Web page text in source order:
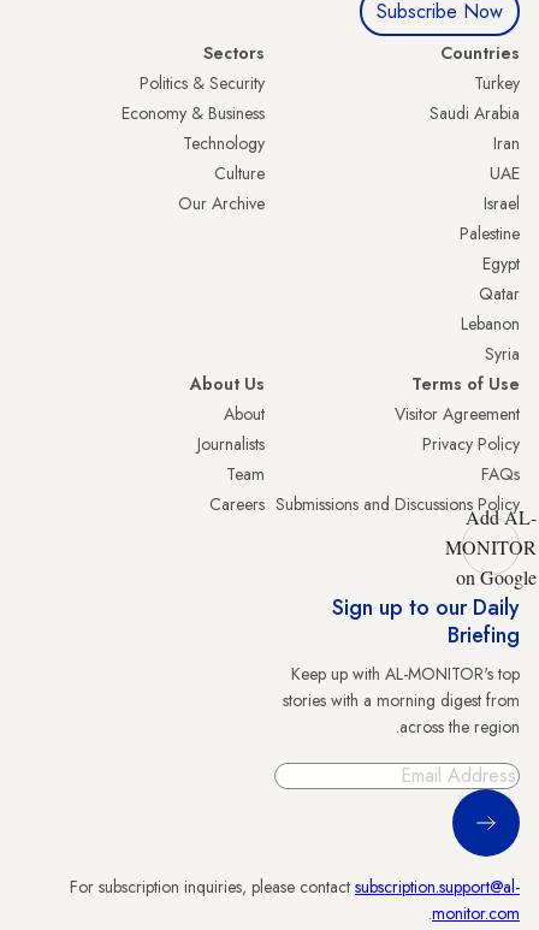
Subscribe Now
Countries
Turkey
Saudi Arabia
Iran
UAE
Israel
Palestine
Egypt
Qatar
Lebanon
Syria
Sectors
Politics & Security
Economy & Business
Technology
Culture
Our Archive
Terms of Use
Visitor Agreement
Privacy Policy
FAQs
Submissions and Discussions Policy
About Us
About
Journalists
Team
Careers
Add AL-
MONITOR
on Google
Sign up to our Daily
Briefing
Keep up with AL-MONITOR's top
stories with a morning digest from
across the region.
Sign Up
For subscription inquiries, please contact subscription.support@al-
monitor.com
.